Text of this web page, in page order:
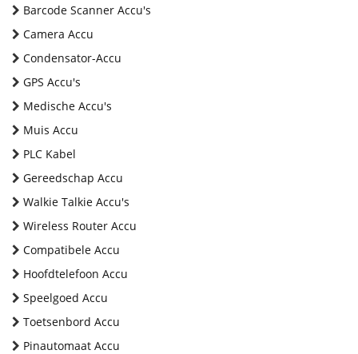
Barcode Scanner Accu's
Camera Accu
Condensator-Accu
GPS Accu's
Medische Accu's
Muis Accu
PLC Kabel
Gereedschap Accu
Walkie Talkie Accu's
Wireless Router Accu
Compatibele Accu
Hoofdtelefoon Accu
Speelgoed Accu
Toetsenbord Accu
Pinautomaat Accu